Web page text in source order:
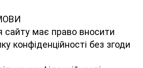
сайту має право вносити
конфіденційності без згоди